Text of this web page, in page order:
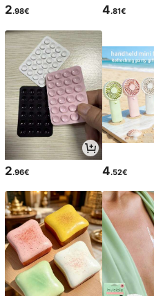
2.98€ 4.81€
2.96€ 4.52€